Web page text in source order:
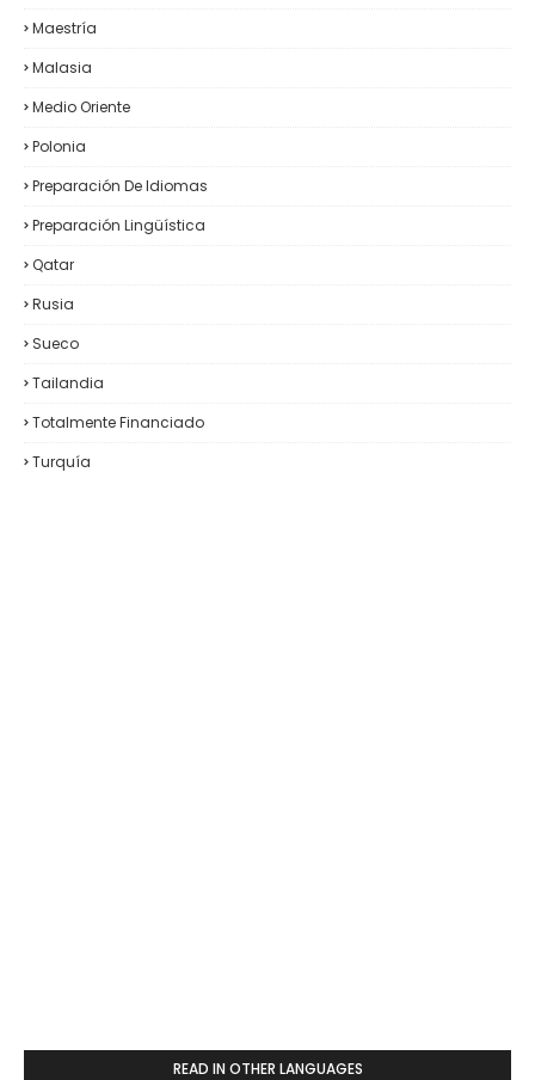
Maestría
Malasia
Medio Oriente
Polonia
Preparación De Idiomas
Preparación Lingüística
Qatar
Rusia
Sueco
Tailandia
Totalmente Financiado
Turquía
READ IN OTHER LANGUAGES